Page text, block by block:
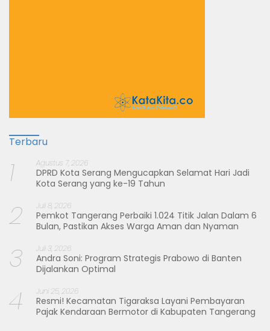
Terbaru
1 Agustus 7, 2026
DPRD Kota Serang Mengucapkan Selamat Hari Jadi
Kota Serang yang ke-19 Tahun
2 Juli 8, 2026
Pemkot Tangerang Perbaiki 1.024 Titik Jalan Dalam 6
Bulan, Pastikan Akses Warga Aman dan Nyaman
3 Juli 3, 2026
Andra Soni: Program Strategis Prabowo di Banten
Dijalankan Optimal
4 Juni 25, 2026
Resmi! Kecamatan Tigaraksa Layani Pembayaran
Pajak Kendaraan Bermotor di Kabupaten Tangerang